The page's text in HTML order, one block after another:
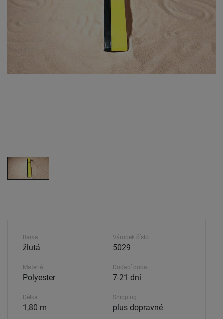
Barva
žlutá
Materiál
Polyester
Délka
1,80 m
Výrobek číslo
5029
Dodací doba.
7-21 dní
Shipping
plus dopravné